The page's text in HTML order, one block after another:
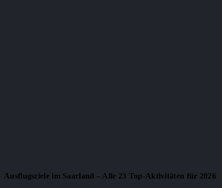
Ausflugsziele im Saarland – Alle 23 Top-Aktivitäten für 2026